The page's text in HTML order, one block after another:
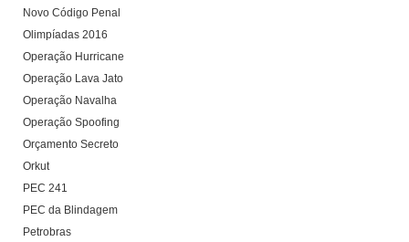
Novo Código Penal
Olimpíadas 2016
Operação Hurricane
Operação Lava Jato
Operação Navalha
Operação Spoofing
Orçamento Secreto
Orkut
PEC 241
PEC da Blindagem
Petrobras